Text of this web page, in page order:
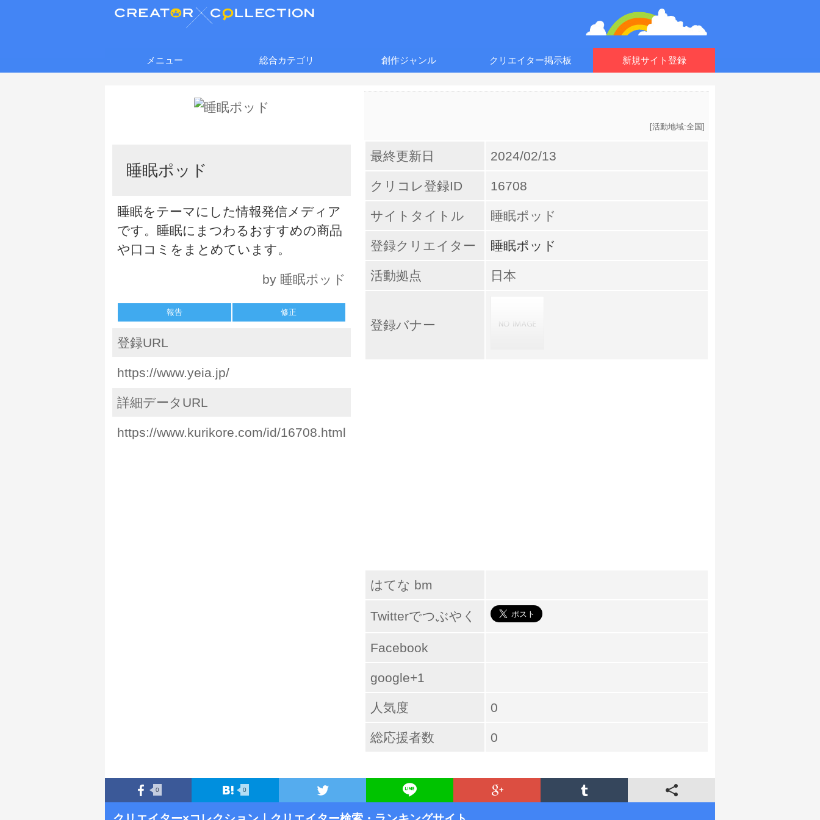
メニュー 総合カテゴリ 創作ジャンル クリエイター掲示板 新規サイト登録
睡眠ポッド
睡眠をテーマにした情報発信メディア
です。睡眠にまつわるおすすめの商品
や口コミをまとめています。
by 睡眠ポッド
報告 修正
登録URL
https://www.yeia.jp/
詳細データURL
https://www.kurikore.com/id/16708.html
[活動地域:全国]
最終更新日 2024/02/13
クリコレ登録ID 16708
サイトタイトル 睡眠ポッド
登録クリエイター 睡眠ポッド
活動拠点 日本
登録バナー
はてな bm
Twitterでつぶやく
Facebook
google+1
人気度 0
総応援者数 0
0 0